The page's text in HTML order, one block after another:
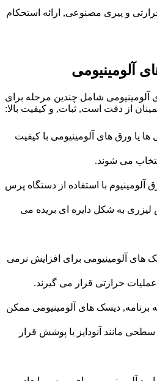
و پیری مصنوعی, ارائه استحکام
آلومینیومی
آلومینیومی شامل چندین مرحله برای
از دقت است, ثبات, و کیفیت بالا:
ها یا ورق های آلومینیومی با کیفیت
می شوند.
آلومینیوم با استفاده از دستگاه پرس
لیزری به شکل دایره ای بریده می
های آلومینیومی برای افزایش نرمی
حرارتی قرار می گیرند.
برنامه, دیسک های آلومینیومی ممکن
مانند آنودایز یا پوشش قرار